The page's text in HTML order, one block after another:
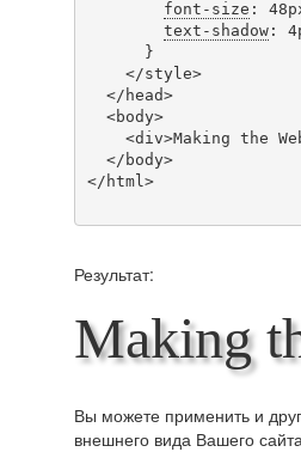
font-size :
text-shadow:
</html>
Результат:
Making
Вы можете применить и
внешнего вида Вашего